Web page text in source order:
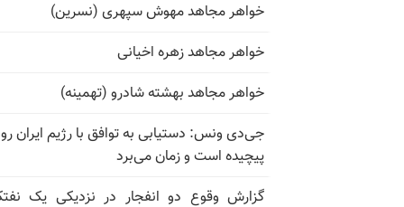
خواهر مجاهد مهوش سپهری (نسرین)
خواهر مجاهد زهره اخیانی
خواهر مجاهد بهشته شادرو (تهمینه)
جی‌دی ونس: دستیابی به توافق با رژیم ایران
پیچیده است و زمان می‌برد
گزارش وقوع دو انفجار در نزدیکی یک